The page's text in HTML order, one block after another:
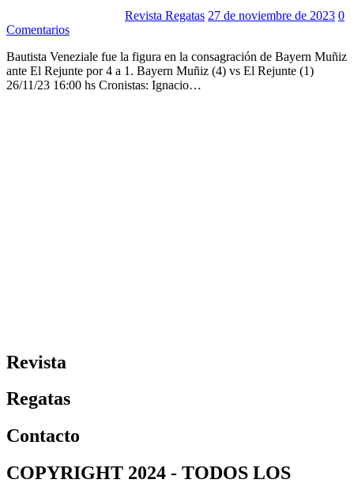
Revista Regatas 27 de noviembre de 2023 0
Comentarios
Bautista Veneziale fue la figura en la consagración de Bayern Muñiz
ante El Rejunte por 4 a 1. Bayern Muñiz (4) vs El Rejunte (1)
26/11/23 16:00 hs Cronistas: Ignacio…
Revista
Regatas
Contacto
COPYRIGHT 2024 - TODOS LOS